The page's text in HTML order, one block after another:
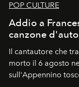
POP CULTURE
Addio a
canzone
Il cantautore che
morto il 6 agosto
sull'Appennino